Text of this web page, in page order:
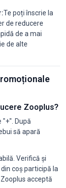
Te poți înscrie la
de reducere
de a mai
de alte
Zooplus?
După
să apară
Verifică și
coș participă la
acceptă